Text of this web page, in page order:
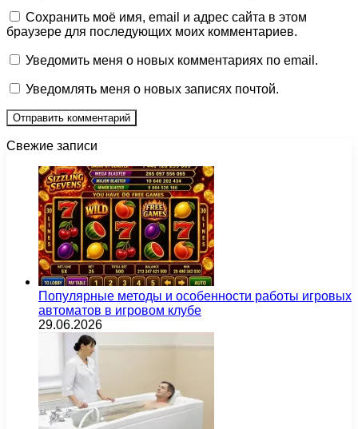
Сохранить моё имя, email и адрес сайта в этом
браузере для последующих моих комментариев.
Уведомить меня о новых комментариях по email.
Уведомлять меня о новых записях почтой.
Свежие записи
Популярные методы и особенности работы игровых
автоматов в игровом клубе
29.06.2026